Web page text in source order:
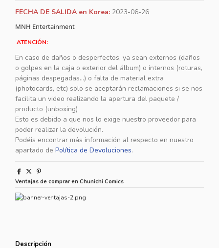
FECHA DE SALIDA en Korea: 2023-06-26
MNH Entertainment
ATENCIÓN:
En caso de daños o desperfectos, ya sean externos (daños
o golpes en la caja o exterior del álbum) o internos (roturas,
páginas despegadas...) o falta de material extra
(photocards, etc) solo se aceptarán reclamaciones si se nos
facilita un video realizando la apertura del paquete /
producto (unboxing)
Esto es debido a que nos lo exige nuestro proveedor para
poder realizar la devolución.
Podéis encontrar más información al respecto en nuestro
apartado de Política de Devoluciones.
Ventajas de comprar en Chunichi Comics
Descripción